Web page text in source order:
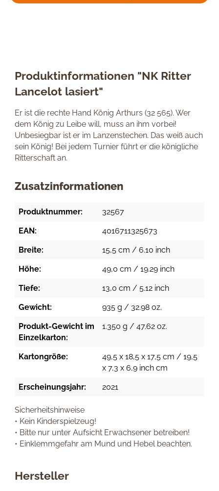
Produktinformationen "NK Ritter
Lancelot lasiert"
Er ist die rechte Hand König Arthurs (32 565). Wer
dem König zu Leibe will, muss an ihm vorbei!
Unbesiegbar ist er im Lanzenstechen. Das weiß auch
sein König! Bei jedem Turnier führt er die königliche
Ritterschaft an.
Zusatzinformationen
Produktnummer: 32567
EAN: 4016711325673
Breite: 15,5 cm / 6.10 inch
Höhe: 49,0 cm / 19.29 inch
Tiefe: 13,0 cm / 5.12 inch
Gewicht: 935 g / 32.98 oz.
Produkt-Gewicht im
Einzelkarton:
1.350 g / 47.62 oz.
Kartongröße:
49,5 x 18,5 x 17,5 cm / 19,5
x 7,3 x 6,9 inch cm
Erscheinungsjahr: 2021
Sicherheitshinweise
• Kein Kinderspielzeug!
• Bitte nur unter Aufsicht Erwachsener betreiben!
• Einklemmgefahr am Mund und Hebel beachten.
Hersteller